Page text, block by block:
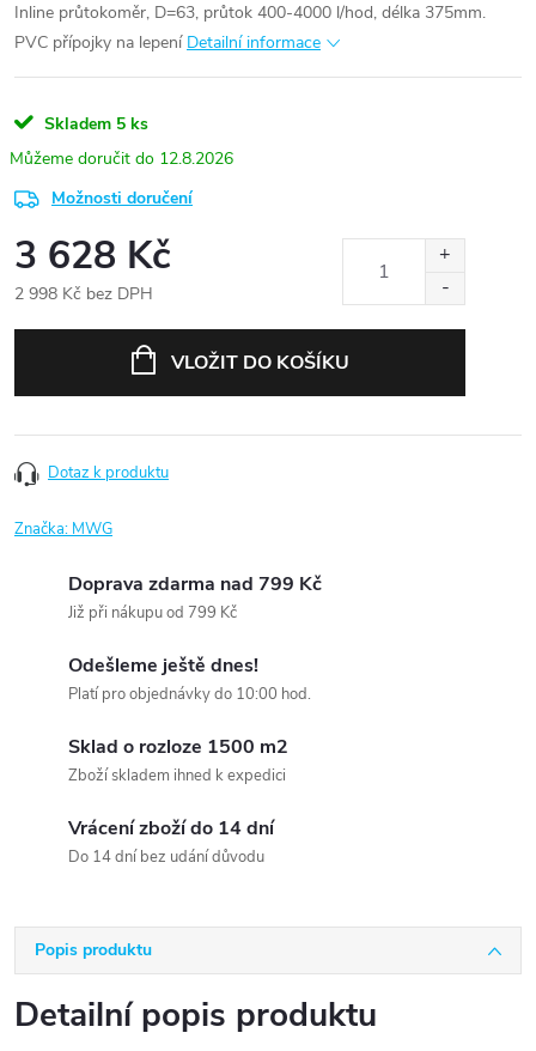
Inline průtokoměr, D=63, průtok 400-4000 l/hod, délka 375mm.
PVC přípojky na lepení Detailní informace
Skladem 5 ks
12.8.2026
Možnosti doručení
3 628 Kč
2 998 Kč bez DPH
VLOŽIT DO KOŠÍKU
Dotaz k produktu
Značka: MWG
Doprava zdarma nad 799 Kč
Již při nákupu od 799 Kč
Odešleme ještě dnes!
Platí pro objednávky do 10:00 hod.
Sklad o rozloze 1500 m2
Zboží skladem ihned k expedici
Vrácení zboží do 14 dní
Do 14 dní bez udání důvodu
Popis produktu
Detailní popis produktu